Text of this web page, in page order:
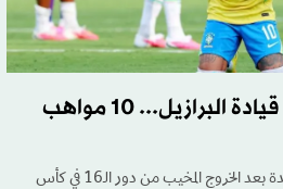
جيل جديد على أعتاب قيادة البرازيل... 10 مواهب
بدأت البرازيل التخطيط لمرحلة جديدة بعد الخروج المخيب من دور الـ16 في كأس